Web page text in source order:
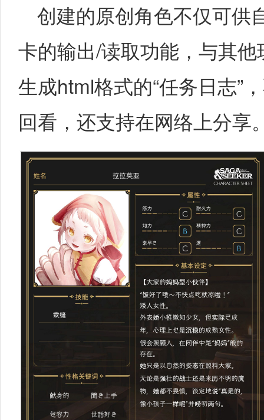
创建的原创角色不仅可供
卡的输出/读取功能，与其
生成html格式的“任务日志”
回看，还支持在网络上分享